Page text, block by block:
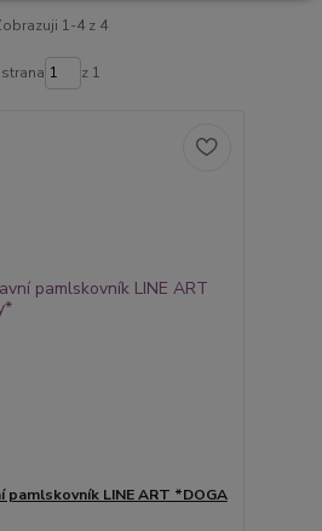
1-4 z 4
strana z 1
LINE ART *DOGA